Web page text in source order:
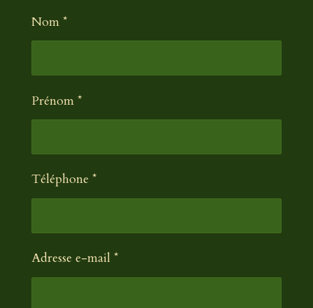
Nom *
Prénom *
Téléphone *
Adresse e-mail *